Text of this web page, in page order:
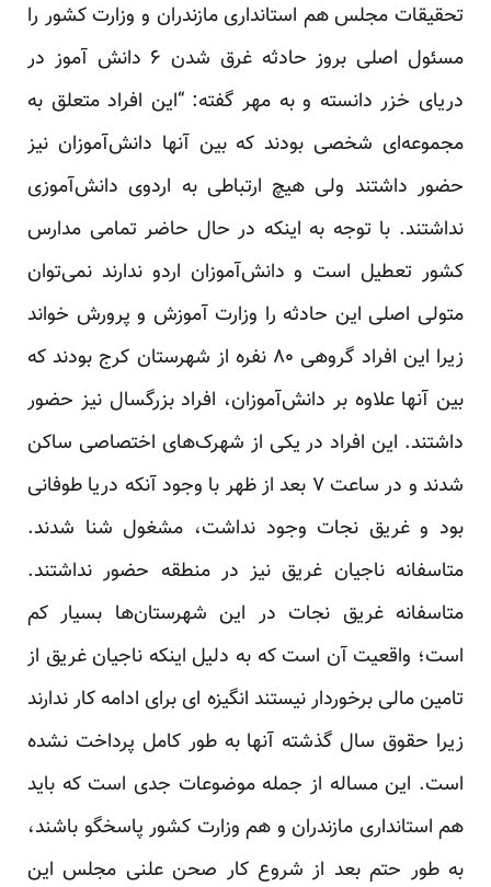
تحقیقات مجلس هم استانداری مازندران و وزارت کشور را
مسئول اصلی بروز حادثه غرق شدن ۶ دانش آموز در
دریای خزر دانسته و به مهر گفته: “این افراد متعلق به
مجموعه‌ای شخصی بودند که بین آنها دانش‌آموزان نیز
حضور داشتند ولی هیچ ارتباطی به اردوی دانش‌آموزی
نداشتند. با توجه به اینکه در حال حاضر تمامی مدارس
کشور تعطیل است و دانش‌آموزان اردو ندارند نمی‌توان
متولی اصلی این حادثه را وزارت آموزش و پرورش خواند
زیرا این افراد گروهی ۸۰ نفره از شهرستان کرج بودند که
بین آنها علاوه بر دانش‌آموزان، افراد بزرگسال نیز حضور
داشتند. این افراد در یکی از شهرک‌های اختصاصی ساکن
شدند و در ساعت ۷ بعد از ظهر با وجود آنکه دریا طوفانی
بود و غریق نجات وجود نداشت، مشغول شنا شدند.
متاسفانه ناجیان غریق نیز در منطقه حضور نداشتند.
متاسفانه غریق نجات در این شهرستان‌ها بسیار کم
است؛ واقعیت آن است که به دلیل اینکه ناجیان غریق از
تامین مالی برخوردار نیستند انگیزه ای برای ادامه کار ندارند
زیرا حقوق سال گذشته آنها به طور کامل پرداخت نشده
است. این مساله از جمله موضوعات جدی است که باید
هم استانداری مازندران و هم وزارت کشور پاسخگو باشند،
به طور حتم بعد از شروع کار صحن علنی مجلس این